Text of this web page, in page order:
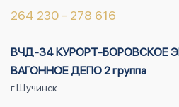
264 230 - 278 616
ВЧД-34 КУРОРТ-БОРОВСКОЕ
ВАГОННОЕ ДЕПО 2 группа
г.Щучинск